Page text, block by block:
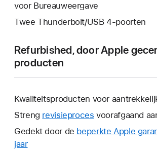
voor Bureauweergave
Twee Thunderbolt/USB 4-poorten
Refurbished, door Apple
producten
Kwaliteitsproducten voor
Streng revisieproces voorafgaand
Gedekt door de beperkte Apple
jaarHierdoor